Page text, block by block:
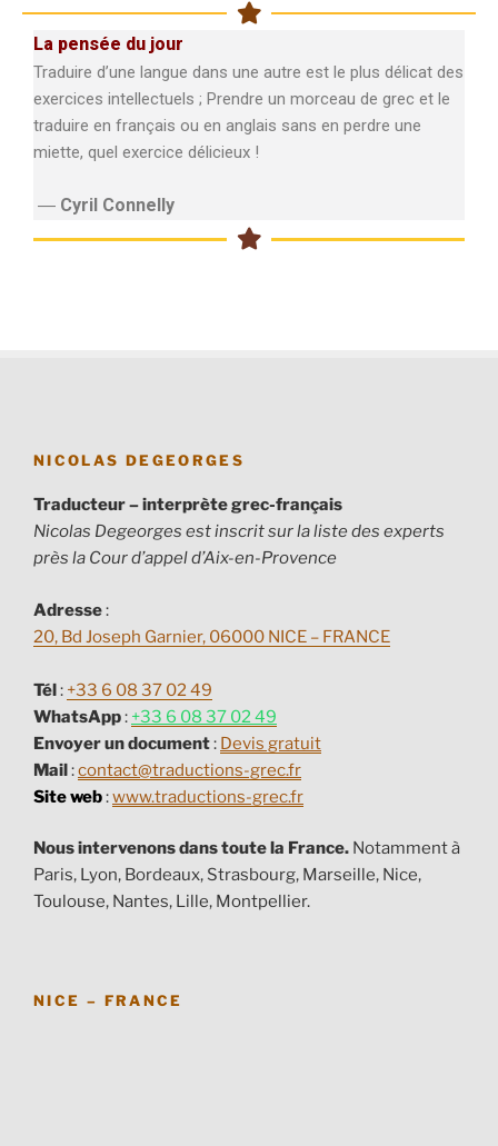
La pensée du jour
Traduire d’une langue dans une autre est le plus délicat des
exercices intellectuels ; Prendre un morceau de grec et le
traduire en français ou en anglais sans en perdre une
miette, quel exercice délicieux !
― Cyril Connelly
NICOLAS DEGEORGES
Traducteur – interprète grec-français
Nicolas Degeorges est inscrit sur la liste des experts
près la Cour d’appel d’Aix-en-Provence
Adresse:
20, Bd Joseph Garnier, 06000 NICE – FRANCE
Tél: +33 6 08 37 02 49
WhatsApp: +33 6 08 37 02 49
Envoyer un document: Devis gratuit
Mail:contact@traductions-grec.fr
Site web:www.traductions-grec.fr
Nous intervenons dans toute la France. Notamment à
Paris, Lyon, Bordeaux, Strasbourg, Marseille, Nice,
Toulouse, Nantes, Lille, Montpellier.
NICE – FRANCE